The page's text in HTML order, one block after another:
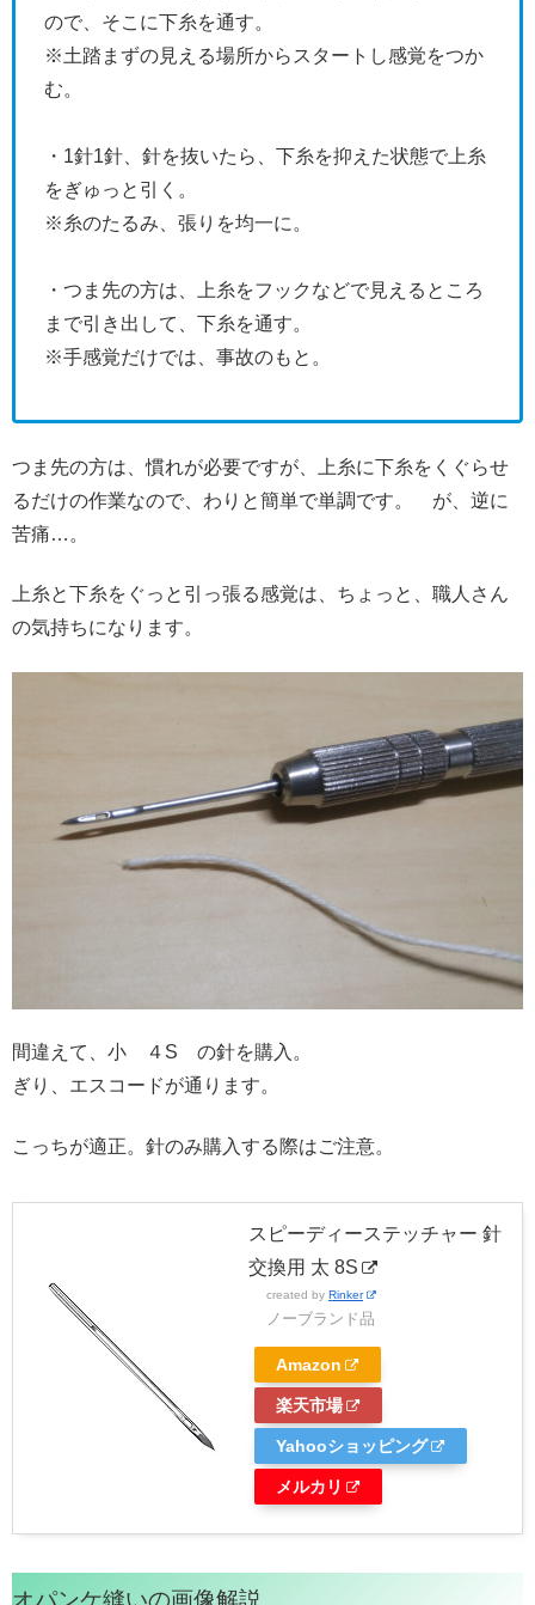
ので、そこに下糸を通す。
※土踏まずの見える場所からスタートし感覚をつか
む。
・1針1針、針を抜いたら、下糸を抑えた状態で上糸
をぎゅっと引く。
※糸のたるみ、張りを均一に。
・つま先の方は、上糸をフックなどで見えるところ
まで引き出して、下糸を通す。
※手感覚だけでは、事故のもと。
つま先の方は、慣れが必要ですが、上糸に下糸をくぐらせ
るだけの作業なので、わりと簡単で単調です。 が、逆に
苦痛…。
上糸と下糸をぐっと引っ張る感覚は、ちょっと、職人さん
の気持ちになります。
間違えて、小 ４S の針を購入。
ぎり、エスコードが通ります。
こっちが適正。針のみ購入する際はご注意。
スピーディーステッチャー 針
交換用 太 8S
created by Rinker
ノーブランド品
Amazon
楽天市場
Yahooショッピング
メルカリ